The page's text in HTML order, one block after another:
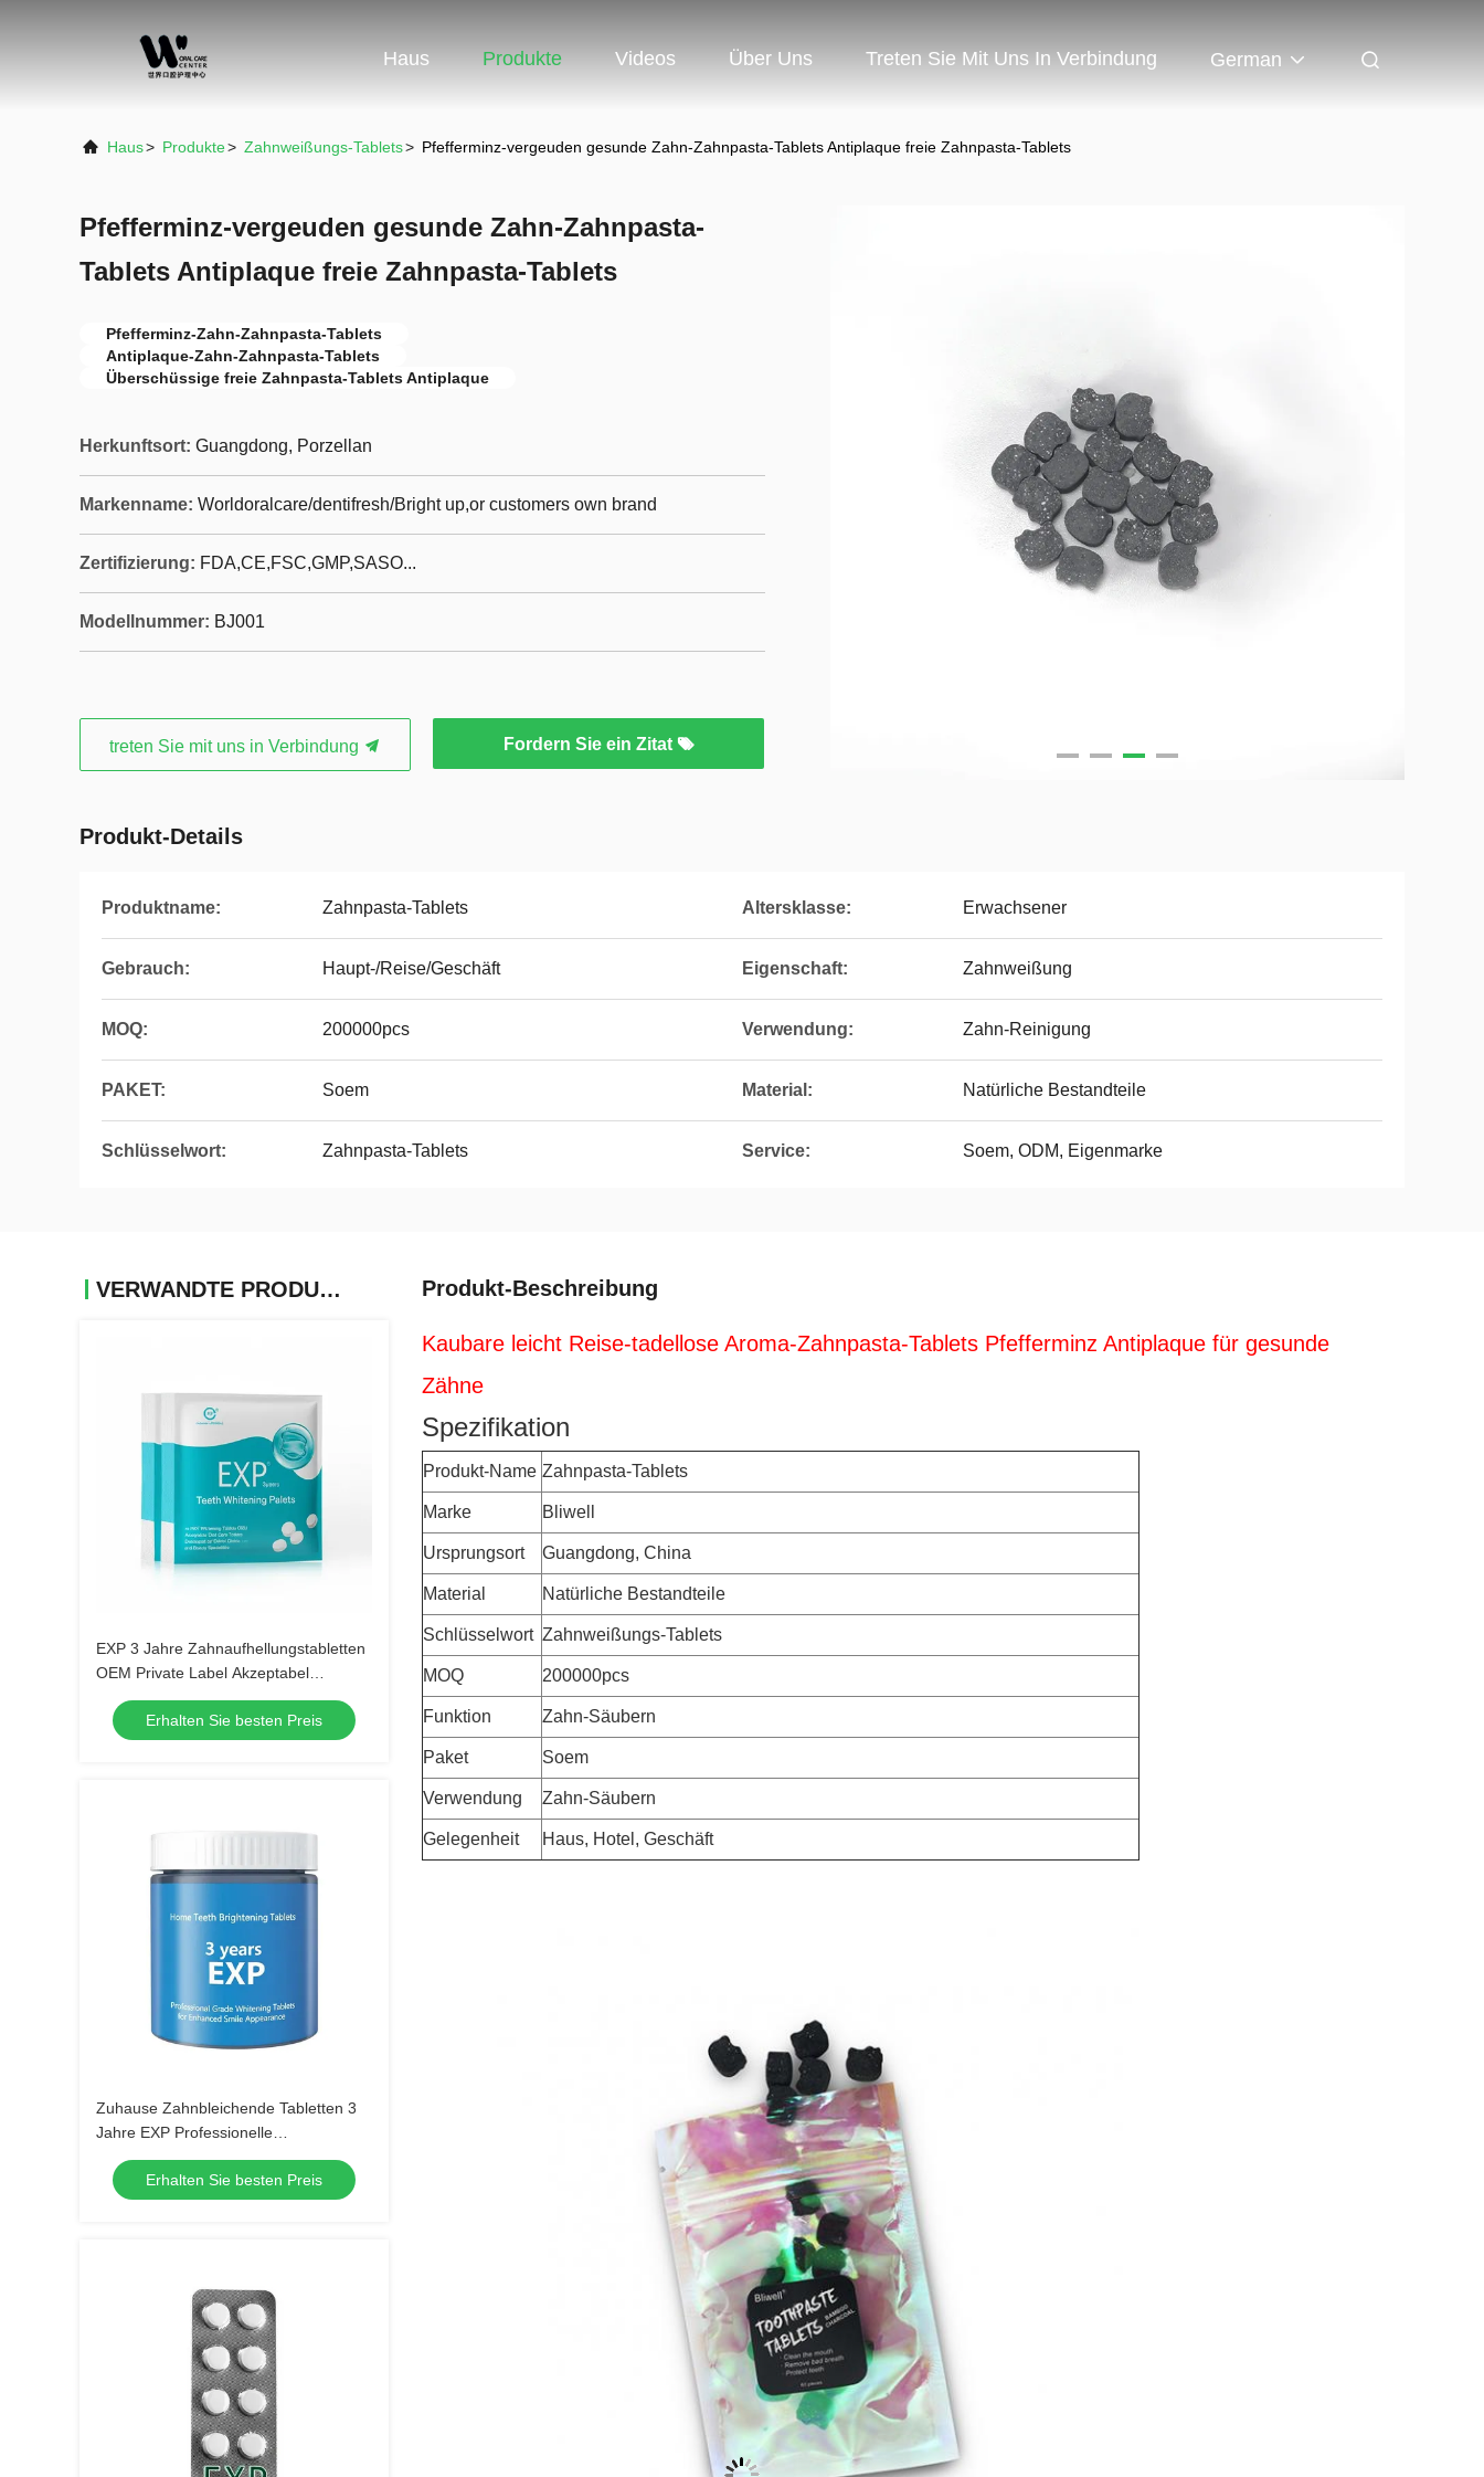
Haus Produkte Videos Über Uns Treten Sie Mit Uns In Verbindung German
Haus> Produkte> Zahnweißungs-Tablets> Pfefferminz-vergeuden gesunde Zahn-Zahnpasta-Tablets Antiplaque freie Zahnpasta-Tablets
Pfefferminz-vergeuden gesunde Zahn-Zahnpasta-
Tablets Antiplaque freie Zahnpasta-Tablets
Pfefferminz-Zahn-Zahnpasta-Tablets
Antiplaque-Zahn-Zahnpasta-Tablets
Überschüssige freie Zahnpasta-Tablets Antiplaque
Herkunftsort: Guangdong, Porzellan
Markenname: Worldoralcare/dentifresh/Bright up,or customers own brand
Zertifizierung: FDA,CE,FSC,GMP,SASO...
Modellnummer: BJ001
treten Sie mit uns in Verbindung Fordern Sie ein Zitat
Produkt-Details
Produktname: Zahnpasta-Tablets Altersklasse: Erwachsener
Gebrauch: Haupt-/Reise/Geschäft Eigenschaft: Zahnweißung
MOQ: 200000pcs Verwendung: Zahn-Reinigung
PAKET: Soem Material: Natürliche Bestandteile
Schlüsselwort: Zahnpasta-Tablets Service: Soem, ODM, Eigenmarke
VERWANDTE PRODUKTE
EXP 3 Jahre Zahnaufhellungstabletten
OEM Private Label Akzeptabel
Mundpflege-Tabletten Entwickelt für
Zahnkliniken und
Schönheitsspezialisten
Erhalten Sie besten Preis
Zuhause Zahnbleichende Tabletten 3
Jahre EXP Professionelle
Bleichtabletten für ein besseres
LächelnErhalten Sie besten Preis
Produkt-Beschreibung
Kaubare leicht Reise-tadellose Aroma-Zahnpasta-Tablets Pfefferminz Antiplaque für gesunde
Zähne
Spezifikation
Produkt-Name Zahnpasta-Tablets
Marke Bliwell
Ursprungsort Guangdong, China
Material Natürliche Bestandteile
Schlüsselwort Zahnweißungs-Tablets
MOQ 200000pcs
Funktion Zahn-Säubern
Paket Soem
Verwendung Zahn-Säubern
Gelegenheit Haus, Hotel, Geschäft